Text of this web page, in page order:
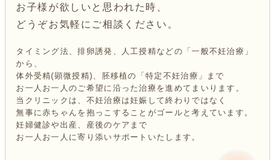
お子様が欲しいと思われた時、
どうぞお気軽にご相談ください。
タイミング法、排卵誘発、人工授精などの「一般不妊治療」
から、
体外受精(顕微授精)、胚移植の「特定不妊治療」まで
お一人お一人のご希望に沿った治療を進めてまいります。
当クリニックは、不妊治療は妊娠して終わりではなく
無事に赤ちゃんを抱っこすることがゴールと考えています。
妊婦健診や出産、産後のケアまで
お一人お一人に寄り添いサポートいたします。